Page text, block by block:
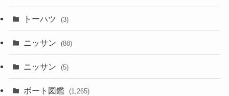
トーハツ (3)
ニッサン (88)
ニッサン (5)
ボート図鑑 (1,265)